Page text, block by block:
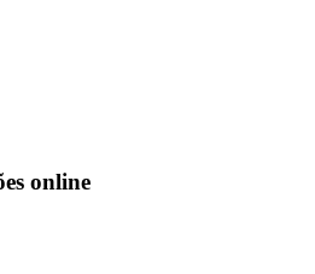
online